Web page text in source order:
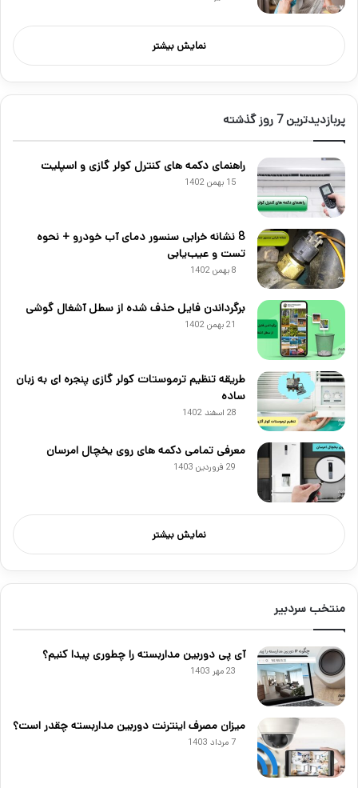
نمایش بیشتر
پربازدیدترین 7 روز گذشته
راهنمای دکمه های کنترل کولر گازی و اسپلیت
15 بهمن 1402
8 نشانه خرابی سنسور دمای آب خودرو + نحوه
تست و عیب‌یابی
8 بهمن 1402
برگرداندن فایل حذف شده از سطل آشغال گوشی
21 بهمن 1402
طریقه تنظیم ترموستات کولر گازی پنجره ای به زبان
ساده
28 اسفند 1402
معرفی تمامی دکمه های روی یخچال امرسان
29 فروردین 1403
نمایش بیشتر
منتخب سردبیر
آی پی دوربین مداربسته را چطوری پیدا کنیم؟
23 مهر 1403
میزان مصرف اینترنت دوربین مداربسته چقدر است؟
7 مرداد 1403